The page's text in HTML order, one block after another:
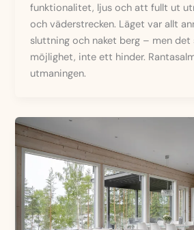
funktionalitet, ljus och att fullt ut
och väderstrecken. Läget var allt
sluttning och naket berg – men det
möjlighet, inte ett hinder.
utmaningen.